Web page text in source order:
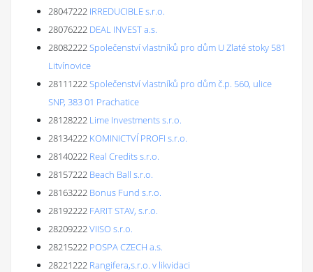
28047222 IRREDUCIBLE s.r.o.
28076222 DEAL INVEST a.s.
28082222Společenství vlastníků pro dům U Zlaté stoky 581
Litvínovice
28111222Společenství vlastníků pro dům č.p. 560, ulice
SNP, 383 01 Prachatice
28128222 Lime Investments s.r.o.
28134222 KOMINICTVÍ PROFI s.r.o.
28140222 Real Credits s.r.o.
28157222 Beach Ball s.r.o.
28163222 Bonus Fund s.r.o.
28192222 FARIT STAV, s.r.o.
28209222VIISO s.r.o.
28215222 POSPA CZECH a.s.
28221222 Rangifera,s.r.o. v likvidaci